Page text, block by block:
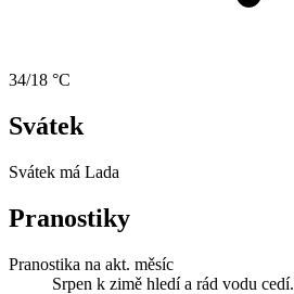
34/18 °C
Svátek
Svátek má Lada
Pranostiky
Pranostika na akt. měsíc
Srpen k zimě hledí a rád vodu cedí.